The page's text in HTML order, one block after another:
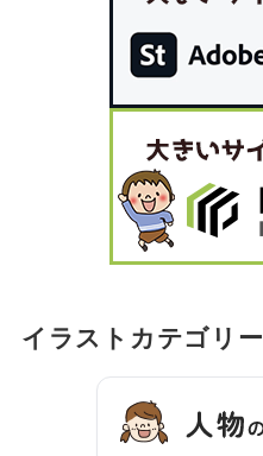
イラストカテゴリー